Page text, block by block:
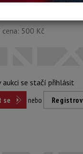
500 Kč
aukci se stačí přihlásit
se
nebo